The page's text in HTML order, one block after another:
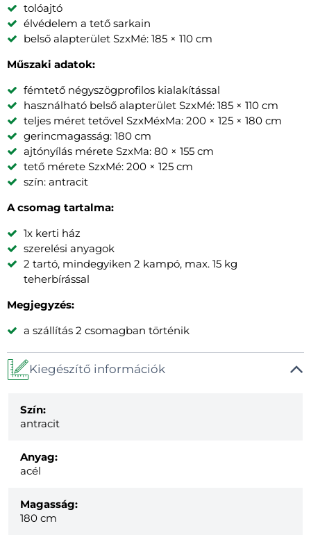
tolóajtó
élvédelem a tető sarkain
belső alapterület SzxMé: 185 × 110 cm
Műszaki adatok:
fémtető négyszögprofilos kialakítással
használható belső alapterület SzxMé: 185 × 110 cm
teljes méret tetővel SzxMéxMa: 200 × 125 × 180 cm
gerincmagasság: 180 cm
ajtónyílás mérete SzxMa: 80 × 155 cm
tető mérete SzxMé: 200 × 125 cm
szín: antracit
A csomag tartalma:
1x kerti ház
szerelési anyagok
2 tartó, mindegyiken 2 kampó, max. 15 kg
teherbírással
Megjegyzés:
a szállítás 2 csomagban történik
Kiegészítő információk
Szín:
antracit
Anyag:
acél
Magasság:
180 cm